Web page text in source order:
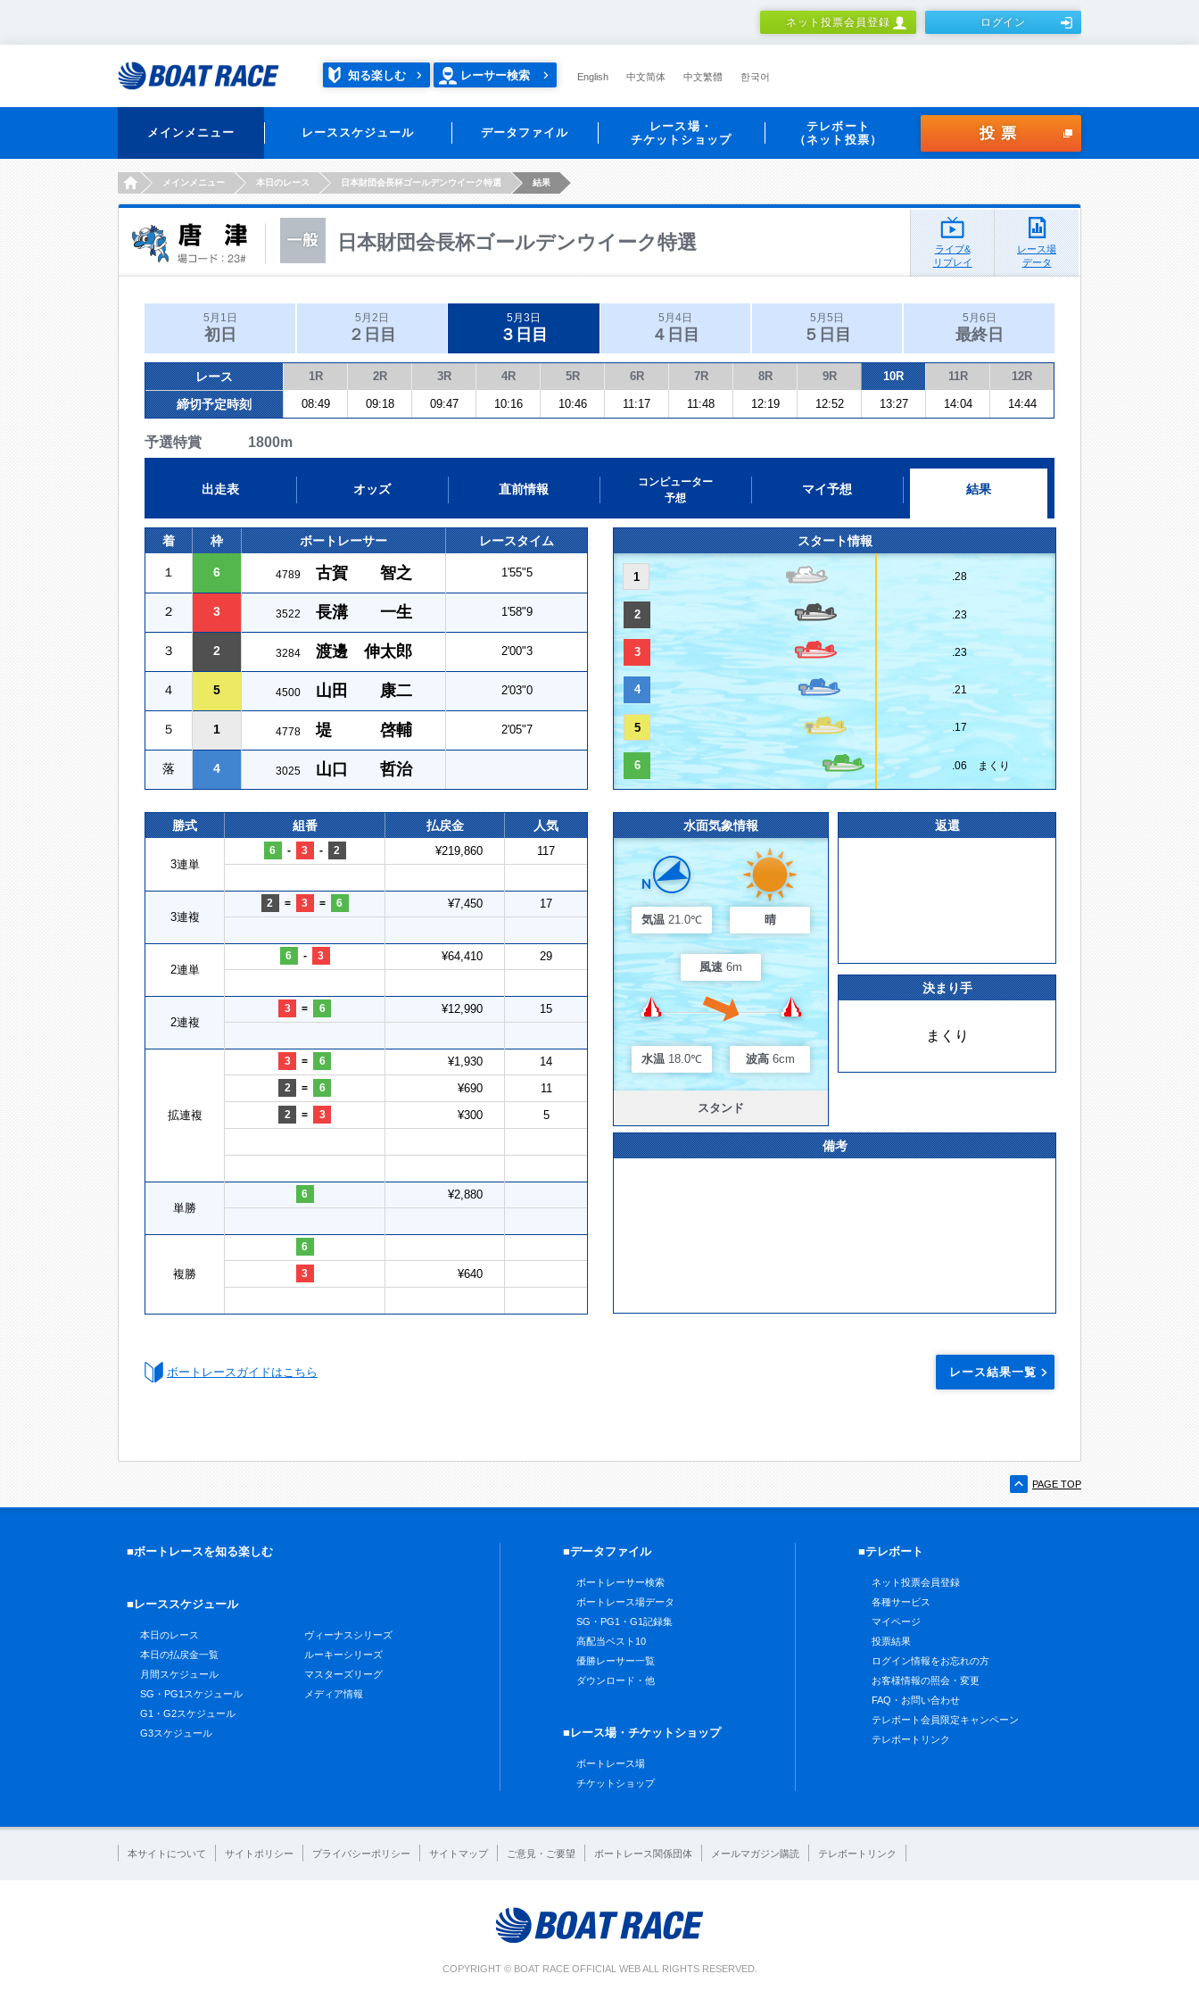
ネット投票会員登録 ログイン
知る楽しむ レーサー検索 English 中文简体 中文繁體 한국어
メインメニュー レーススケジュール データファイル
レース場・
チケットショップ
テレボート
（ネット投票）
投票
HOMEメインメニュー 本日のレース 日本財団会長杯ゴールデンウイーク特選 結果
日本財団会長杯ゴールデンウイーク特選
ライブ&
リプレイ
レース場
データ
5月1日
初日
5月2日
２日目
5月3日
３日目
5月4日
４日目
5月5日
５日目
5月6日
最終日
レース 1R 2R 3R 4R 5R 6R 7R 8R 9R 10R 11R 12R
締切予定時刻 08:49 09:18 09:47 10:16 10:46 11:17 11:48 12:19 12:52 13:27 14:04 14:44
予選特賞 1800m
出走表 オッズ 直前情報
コンピューター
予想
マイ予想 結果
着 枠 ボートレーサー レースタイム
１ 6 4789 古賀 智之 1'55"5
２ 3 3522 長溝 一生 1'58"9
３ 2 3284 渡邊 伸太郎 2'00"3
４ 5 4500 山田 康二 2'03"0
５ 1 4778 堤 啓輔 2'05"7
落 4 3025 山口 哲治
スタート情報
1 .28
2 .23
3 .23
4 .21
5 .17
6 .06 まくり
勝式 組番 払戻金 人気
3連単
6 - 3 - 2 ¥219,860 117
3連複
2 = 3 = 6 ¥7,450 17
2連単
6 - 3 ¥64,410 29
2連複
3 = 6 ¥12,990 15
拡連複
3 = 6 ¥1,930 14
2 = 6 ¥690 11
2 = 3 ¥300 5
単勝
6 ¥2,880
複勝
6
3 ¥640
水面気象情報
気温 21.0℃ 晴
風速 6m
水温 18.0℃ 波高 6cm
スタンド
返還
決まり手
まくり
備考
ボートレースガイドはこちら レース結果一覧
PAGE TOP
■ボートレースを知る楽しむ
■レーススケジュール
本日のレース
本日の払戻金一覧
月間スケジュール
SG・PG1スケジュール
G1・G2スケジュール
G3スケジュール
ヴィーナスシリーズ
ルーキーシリーズ
マスターズリーグ
メディア情報
■データファイル
ボートレーサー検索
ボートレース場データ
SG・PG1・G1記録集
高配当ベスト10
優勝レーサー一覧
ダウンロード・他
■レース場・チケットショップ
ボートレース場
チケットショップ
■テレボート
ネット投票会員登録
各種サービス
マイページ
投票結果
ログイン情報をお忘れの方
お客様情報の照会・変更
FAQ・お問い合わせ
テレボート会員限定キャンペーン
テレボートリンク
本サイトについて サイトポリシー プライバシーポリシー サイトマップ ご意見・ご要望 ボートレース関係団体 メールマガジン購読 テレボートリンク
COPYRIGHT © BOAT RACE OFFICIAL WEB ALL RIGHTS RESERVED.